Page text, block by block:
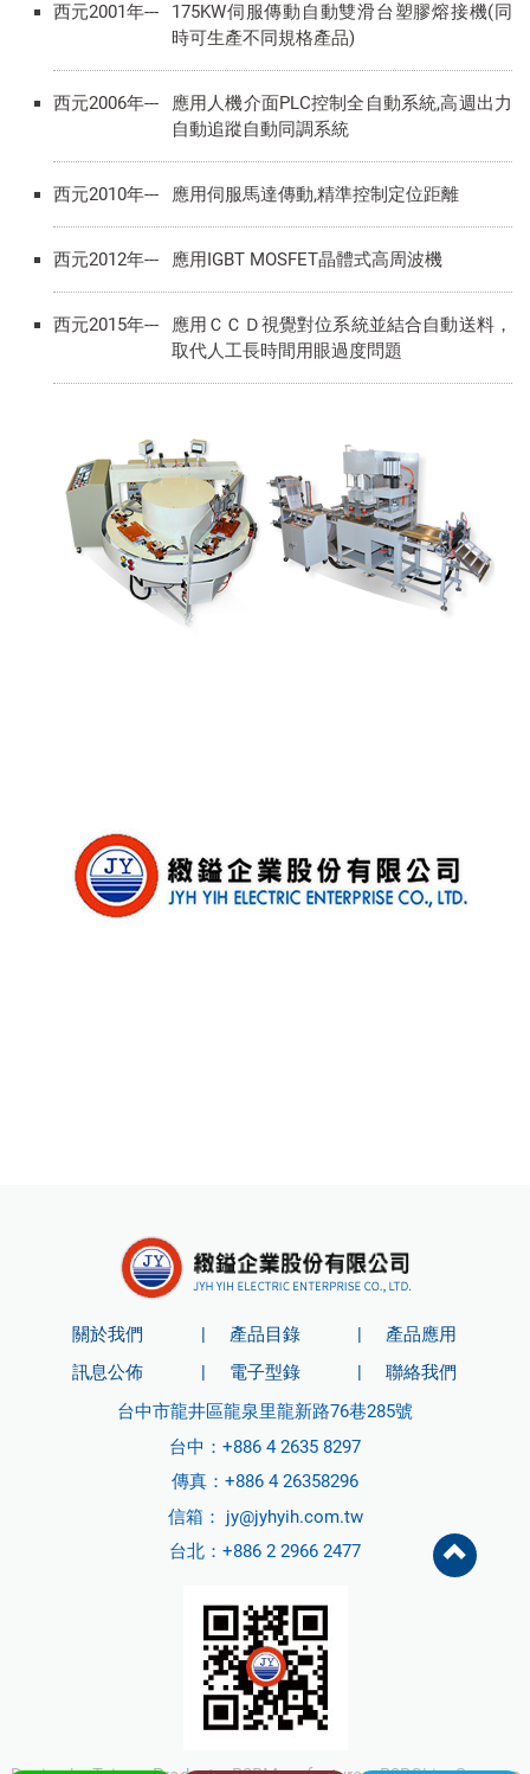
西元2001年---
175KW伺服傳動自動雙滑台塑膠熔接機(同
時可生產不同規格產品)
西元2006年---
應用人機介面PLC控制全自動系統,高週出力
自動追蹤自動同調系統
西元2010年--- 應用伺服馬達傳動,精準控制定位距離
西元2012年--- 應用IGBT MOSFET晶體式高周波機
西元2015年---
應用ＣＣＤ視覺對位系統並結合自動送料，
取代人工長時間用眼過度問題
關於我們 產品目錄
產品應用
訊息公佈
電子型錄
聯絡我們
台中市龍井區龍泉里龍新路76巷285號
台中： +886 4 2635 8297
傳真：+886 4 26358296
信箱： jy@jyhyih.com.tw
台北： +886 2 2966 2477